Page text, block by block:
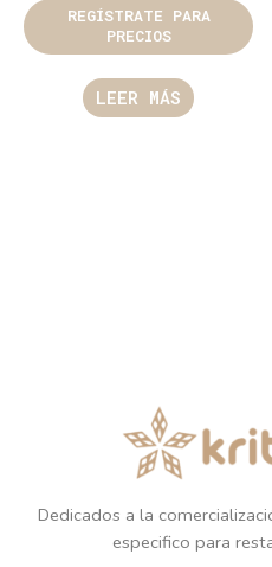
REGÍSTRATE PARA
PRECIOS
LEER MÁS
Dedicados a la
especifico para